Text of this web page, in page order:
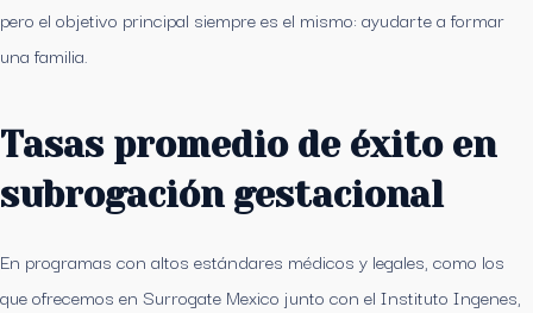
pero el objetivo principal siempre es el mismo: ayudarte a formar
una familia.
Tasas promedio de éxito en
subrogación gestacional
En programas con altos estándares médicos y legales, como los
que ofrecemos en Surrogate Mexico junto con el Instituto Ingenes,